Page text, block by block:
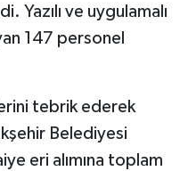
Yazılı ve uygulamalı
147 personel
tebrik ederek
Belediyesi
eri alımına toplam